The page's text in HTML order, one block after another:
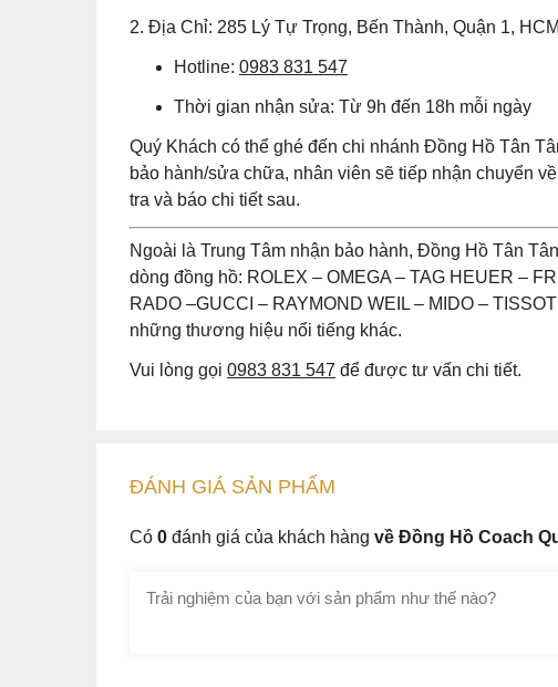
2. Địa Chỉ: 285 Lý Tự Trọng, Bến Thành, Quận 1, HCM
Hotline: 0983 831 547
Thời gian nhận sửa: Từ 9h đến 18h mỗi ngày
Quý Khách có thể ghé đến chi nhánh Đồng Hồ Tân
bảo hành/sửa chữa, nhân viên sẽ tiếp nhận chuyển
tra và báo chi tiết sau.
Ngoài là Trung Tâm nhận bảo hành, Đồng Hồ Tân
dòng đồng hồ: ROLEX – OMEGA – TAG HEUER –
RADO –GUCCI – RAYMOND WEIL – MIDO –
những thương hiệu nổi tiếng khác.
Vui lòng gọi 0983 831 547 để được tư vấn chi tiết.
ĐÁNH GIÁ SẢN PHẤM
Có 0 đánh giá của khách hàng về Đồng Hồ Coach